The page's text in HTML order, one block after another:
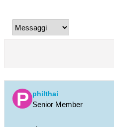
philthai
Senior Member